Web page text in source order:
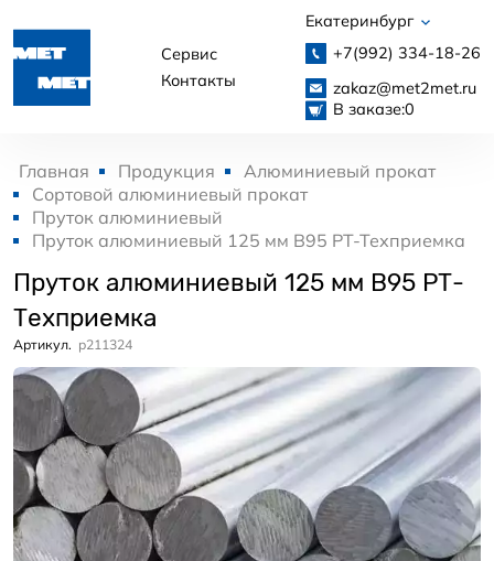
Сервис
Контакты
Екатеринбург
+7(992) 334-18-26
zakaz@met2met.ru
В заказе:0
Главная Продукция
Алюминиевый прокат
Сортовой алюминиевый прокат
Пруток алюминиевый
Пруток алюминиевый 125 мм В95 РТ-Техприемка
Пруток алюминиевый 125 мм В95 РТ-
Техприемка
Артикул. p211324